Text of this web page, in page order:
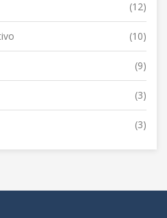
(12)
(10)
(9)
(3)
(3)